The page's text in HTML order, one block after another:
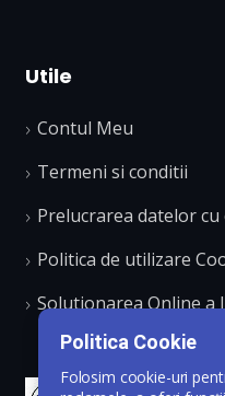
Utile
Contul Meu
Termeni si conditii
Prelucrarea datelor
Politica de utilizare
Solutionarea Online a
Politica Cookie
Folosim cookie-uri